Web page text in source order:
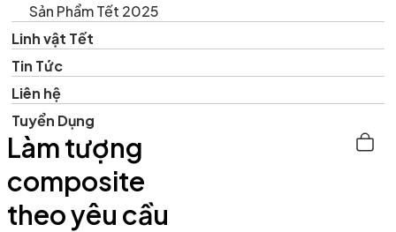
Sản Phẩm Tết 2025
Linh vật Tết
Tin Tức
Liên hệ
Tuyển Dụng
Làm tượng
composite
theo yêu cầu